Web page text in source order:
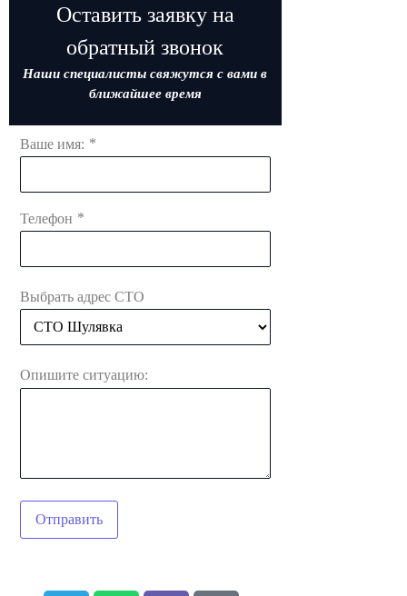
Оставить заявку на
обратный звонок
Наши специалисты свяжутся с вами в
ближайшее время
Ваше имя: *
Телефон *
Выбрать адрес СТО
Опишите ситуацию:
Отправить